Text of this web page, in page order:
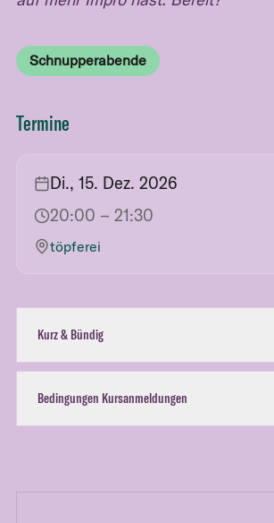
Schnupperabende
Termine
Di., 15. Dez. 2026
20:00 – 21:30
töpferei
Kurz & Bündig
Bedingungen Kursanmeldungen